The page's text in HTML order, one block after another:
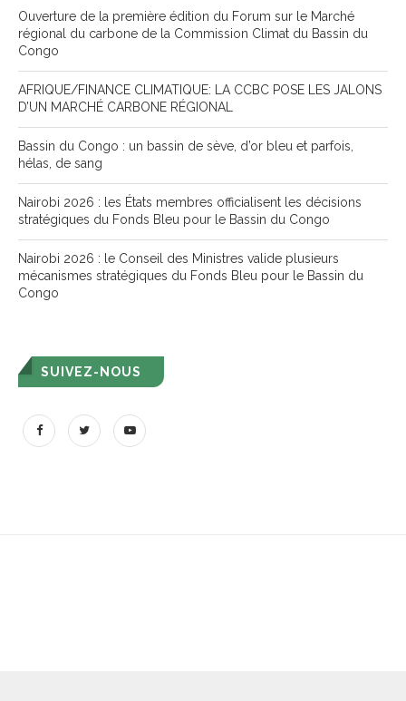
Ouverture de la première édition du Forum sur le Marché
régional du carbone de la Commission Climat du Bassin du
Congo
AFRIQUE/FINANCE CLIMATIQUE: LA CCBC POSE LES JALONS
D’UN MARCHÉ CARBONE RÉGIONAL
Bassin du Congo : un bassin de sève, d’or bleu et parfois,
hélas, de sang
Nairobi 2026 : les États membres officialisent les décisions
stratégiques du Fonds Bleu pour le Bassin du Congo
Nairobi 2026 : le Conseil des Ministres valide plusieurs
mécanismes stratégiques du Fonds Bleu pour le Bassin du
Congo
SUIVEZ-NOUS